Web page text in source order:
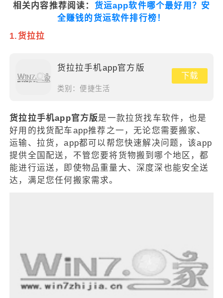
相关内容推荐阅读： 货运app软件哪个最好用？安
全赚钱的货运软件排行榜！
1.货拉拉
货拉拉手机app官方版
类别：便捷生活
下载
货拉拉手机app官方版是一款拉货找车软件，也是
好用的找货配车app推荐之一，无论您需要搬家、
运输、拉货，app都可以帮您快速解决问题，该app
提供全国配送，不管您要将货物搬到哪个地区，都
能进行运送，即使物品重量大、深度深也能安全送
达，满足您任何搬家需求。